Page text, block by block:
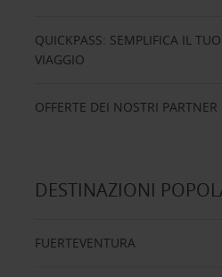
QUICKPASS: SEMPLIFICA IL TUO
VIAGGIO
OFFERTE DEI NOSTRI PARTNER
DESTINAZIONI
FUERTEVENTURA